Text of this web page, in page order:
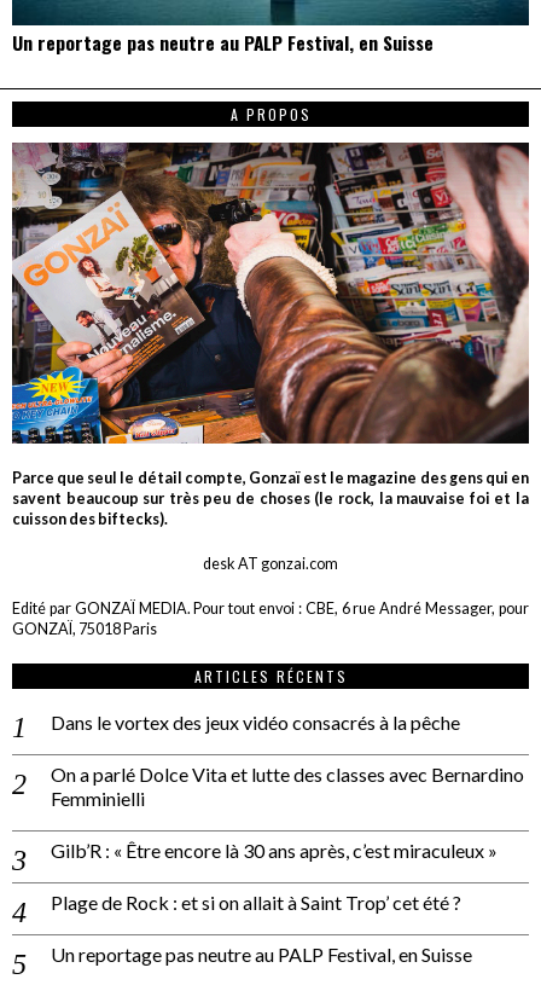
Un reportage pas neutre au PALP Festival, en Suisse
A PROPOS
Parce que seul le détail compte, Gonzaï est le magazine des gens qui en
savent beaucoup sur très peu de choses (le rock, la mauvaise foi et la
cuisson des biftecks).
desk AT gonzai.com
Edité par GONZAÏ MEDIA. Pour tout envoi : CBE, 6 rue André Messager, pour
GONZAÏ, 75018 Paris
ARTICLES RÉCENTS
Dans le vortex des jeux vidéo consacrés à la pêche
On a parlé Dolce Vita et lutte des classes avec Bernardino
Femminielli
Gilb’R : « Être encore là 30 ans après, c’est miraculeux »
Plage de Rock : et si on allait à Saint Trop’ cet été ?
Un reportage pas neutre au PALP Festival, en Suisse